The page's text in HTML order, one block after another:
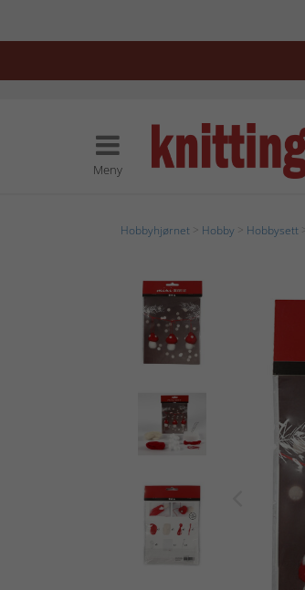
Meny
Hobbyhjørnet Hobby Hobbysett